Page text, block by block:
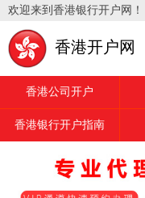
欢迎来到香港银行开户网！
香港开户网
香港公司开户
香港银行开户指南